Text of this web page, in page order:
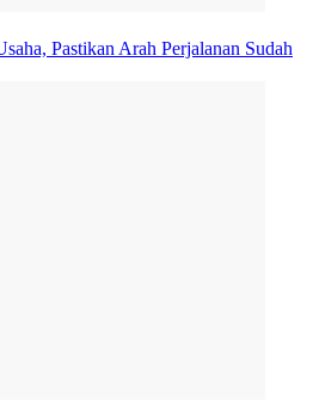
Pastikan Arah Perjalanan Sudah